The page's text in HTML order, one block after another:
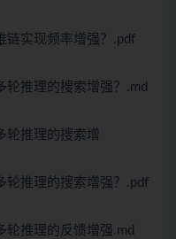
链实现频率增强？.pdf
推理的搜索增强？.md
轮推理的搜索增
轮推理的搜索增强？.pdf
推理的反馈增强.md